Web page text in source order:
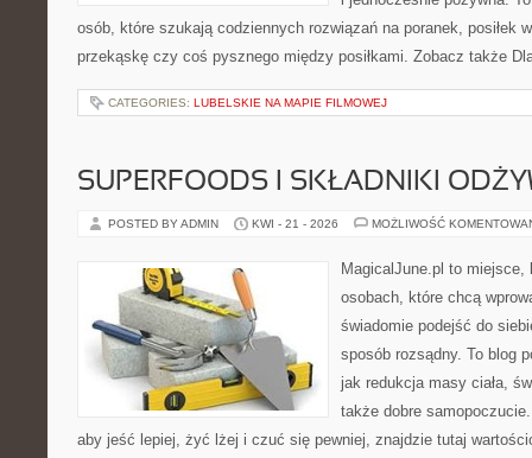
osób, które szukają codziennych rozwiązań na poranek, posiłek
przekąskę czy coś pysznego między posiłkami. Zobacz także
CATEGORIES: LUBELSKIE NA MAPIE FILMOWEJ
SUPERFOODS I SKŁADNIKI
POSTED BY ADMIN KWI - 21 - 2026 MOŻLIWOŚĆ
MagicalJune.pl to miejsce,
osobach, które chcą
świadomie podejść do
sposób rozsądny. To blog
jak redukcja masy ciała,
także dobre
aby jeść lepiej, żyć lżej i czuć się pewniej, znajdzie tutaj